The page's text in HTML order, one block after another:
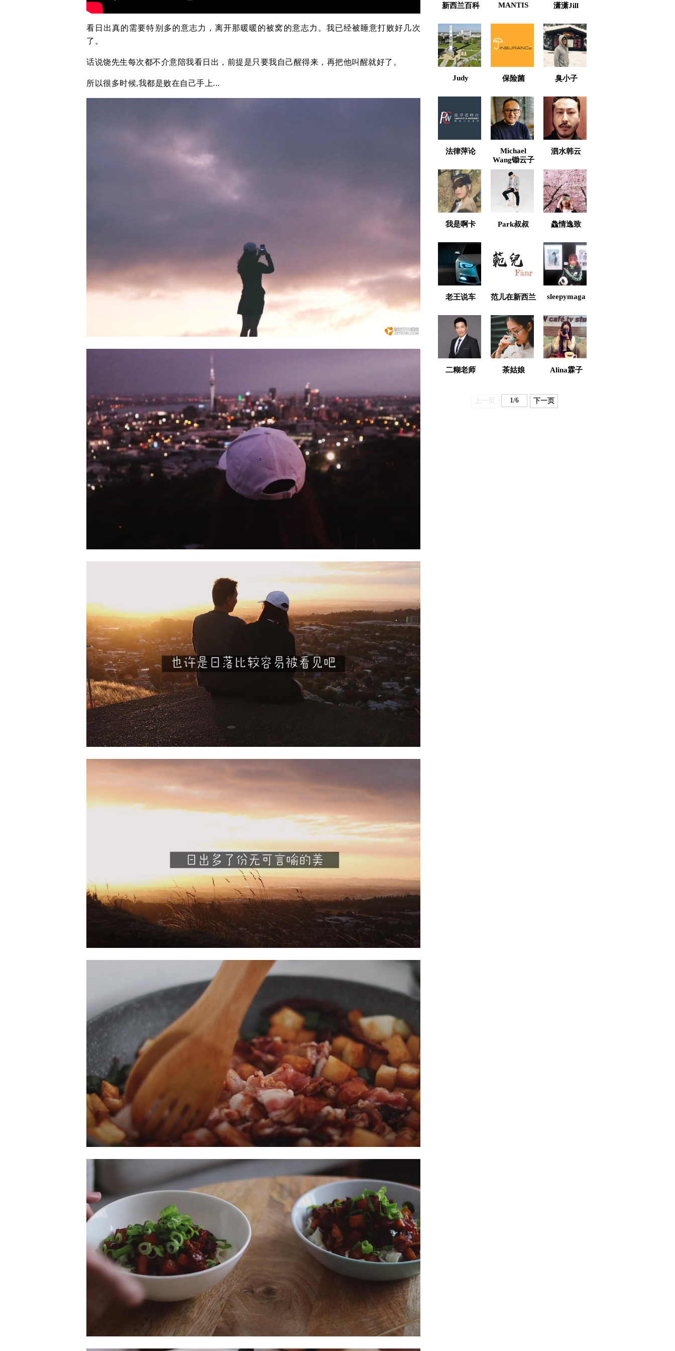
看日出真的需要特别多的意志力，离开那暖暖的被窝的意志力。我已经被睡意打败好几次
了。
话说饶先生每次都不介意陪我看日出，前提是只要我自己醒得来，再把他叫醒就好了。
所以很多时候,我都是败在自己手上...
新西兰百科 MANTIS 潇潇Jill
Judy 保险菌 臭小子
法律萍论
Michael
Wang锄云子
泗水韩云
我是啊卡 Park叔叔 鱻情逸致
老王说车 范儿在新西兰 sleepymaga
二糊老师 茶姑娘 Alina霖子
1/6 下一页